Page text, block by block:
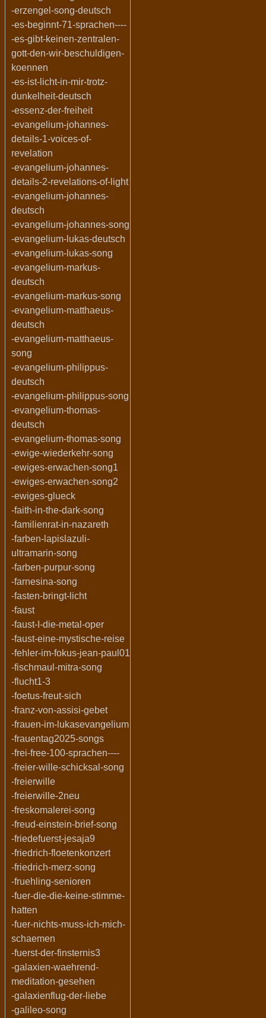
-erzengel-song-deutsch
-es-beginnt-71-sprachen----
-es-gibt-keinen-zentralen-
gott-den-wir-beschuldigen-
koennen
-es-ist-licht-in-mir-trotz-
dunkelheit-deutsch
-essenz-der-freiheit
-evangelium-johannes-
details-1-voices-of-
revelation
-evangelium-johannes-
details-2-revelations-of-light
-evangelium-johannes-
deutsch
-evangelium-johannes-song
-evangelium-lukas-deutsch
-evangelium-lukas-song
-evangelium-markus-
deutsch
-evangelium-markus-song
-evangelium-matthaeus-
deutsch
-evangelium-matthaeus-
song
-evangelium-philippus-
deutsch
-evangelium-philippus-song
-evangelium-thomas-
deutsch
-evangelium-thomas-song
-ewige-wiederkehr-song
-ewiges-erwachen-song1
-ewiges-erwachen-song2
-ewiges-glueck
-faith-in-the-dark-song
-familienrat-in-nazareth
-farben-lapislazuli-
ultramarin-song
-farben-purpur-song
-farnesina-song
-fasten-bringt-licht
-faust
-faust-I-die-metal-oper
-faust-eine-mystische-reise
-fehler-im-fokus-jean-paul01
-fischmaul-mitra-song
-flucht1-3
-foetus-freut-sich
-franz-von-assisi-gebet
-frauen-im-lukasevangelium
-frauentag2025-songs
-frei-free-100-sprachen----
-freier-wille-schicksal-song
-freierwille
-freierwille-2neu
-freskomalerei-song
-freud-einstein-brief-song
-friedefuerst-jesaja9
-friedrich-floetenkonzert
-friedrich-merz-song
-fruehling-senioren
-fuer-die-die-keine-stimme-
hatten
-fuer-nichts-muss-ich-mich-
schaemen
-fuerst-der-finsternis3
-galaxien-waehrend-
meditation-gesehen
-galaxienflug-der-liebe
-galileo-song